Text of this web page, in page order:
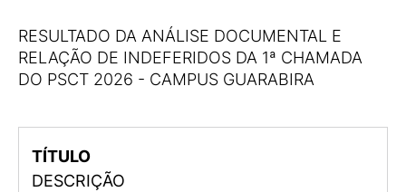
RESULTADO DA ANÁLISE DOCUMENTAL E
RELAÇÃO DE INDEFERIDOS DA 1ª CHAMADA
DO PSCT 2026 - CAMPUS GUARABIRA
TÍTULO
DESCRIÇÃO